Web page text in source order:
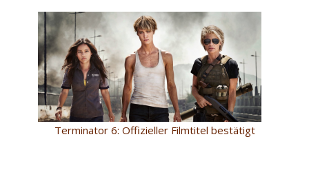
Terminator 6: Offizieller Filmtitel bestätigt